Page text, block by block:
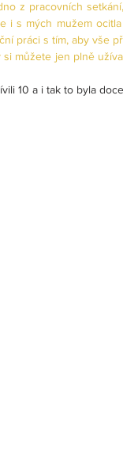
z pracovních
i s mých mužem
práci s tím, aby vše
můžete jen plně
10 a i tak to byla